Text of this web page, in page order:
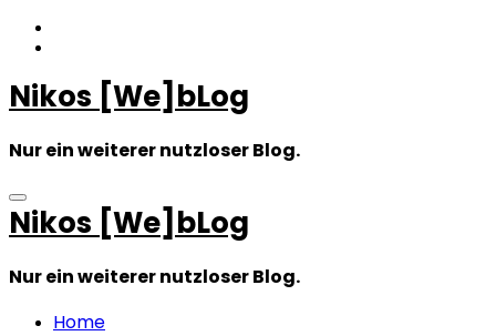
Zum
Inhalt
Nikos [We]bLog
Nur ein weiterer nutzloser Blog.
Nikos [We]bLog
Nur ein weiterer nutzloser Blog.
Home